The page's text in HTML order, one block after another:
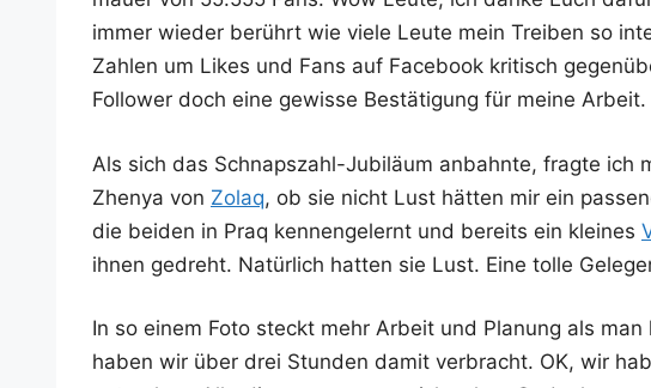
immer wie­der berührt wie vie­le Leu­te mein Trei­ben so
Zah­len um Likes und Fans auf Face­book kri­tisch
Fol­lower doch eine gewis­se Bestä­ti­gung für mei­ne Arbeit.
Als sich das Schnaps­zahl-Jubi­lä­um anbahn­te, frag­te ich
Zhe­nya von Zolaq, ob sie nicht Lust hät­ten mir ein
die bei­den in Praq ken­nen­ge­lernt und bereits ein klei­nes
ihnen gedreht. Natür­lich hat­ten sie Lust. Eine tol­le
In so einem Foto steckt mehr Arbeit und Pla­nung als
haben wir über drei Stun­den damit ver­bracht. OK, wir